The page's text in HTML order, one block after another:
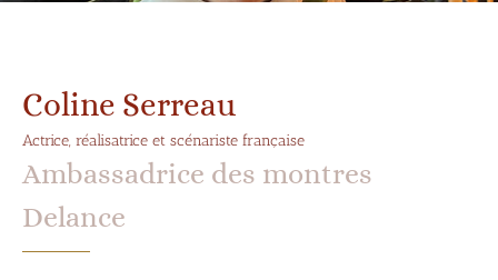
Coline Serreau
Actrice, réalisatrice et scénariste française
Ambassadrice des montres
Delance